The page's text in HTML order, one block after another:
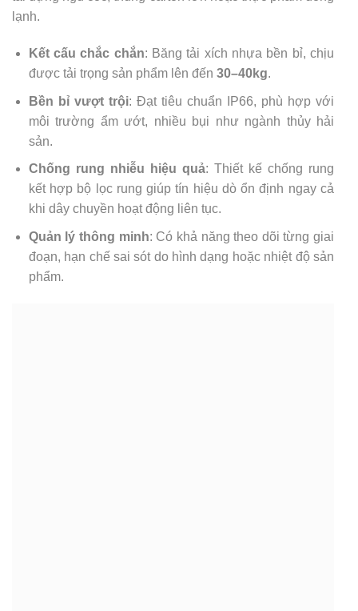
lạnh.
Kết cấu chắc chắn: Băng tải xích nhựa bền bỉ, chịu
được tải trọng sản phẩm lên đến 30–40kg.
Bền bỉ vượt trội: Đạt tiêu chuẩn IP66, phù hợp với
môi trường ẩm ướt, nhiều bụi như ngành thủy hải
sản.
Chống rung nhiễu hiệu quả: Thiết kế chống rung
kết hợp bộ lọc rung giúp tín hiệu dò ổn định ngay cả
khi dây chuyền hoạt động liên tục.
Quản lý thông minh: Có khả năng theo dõi từng giai
đoạn, hạn chế sai sót do hình dạng hoặc nhiệt độ sản
phẩm.